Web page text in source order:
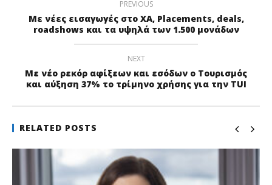
PREVIOUS
Με νέες εισαγωγές στο ΧΑ, Placements, deals,
roadshows και τα υψηλά των 1.500 μονάδων
NEXT
Με νέο ρεκόρ αφίξεων και εσόδων ο Τουρισμός
και αύξηση 37% το τρίμηνο χρήσης για την TUI
RELATED POSTS